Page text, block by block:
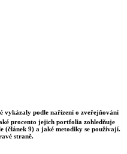
vykázaly podle nařízení o zveřejňování
procento jejich portfolia zohledňuje
(článek 9) a jaké metodiky se používají.
straně.